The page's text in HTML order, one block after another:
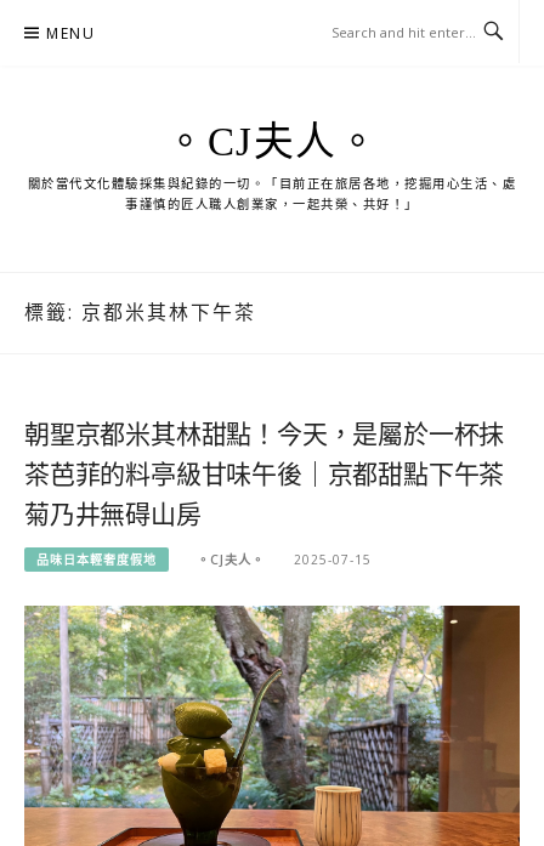
MENU
。CJ夫人。
關於當代文化體驗採集與紀錄的一切。「目前正在旅居各地，挖掘用心生活、處
事謹慎的匠人職人創業家，一起共榮、共好！」
標籤: 京都米其林下午茶
朝聖京都米其林甜點！今天，是屬於一杯抹
茶芭菲的料亭級甘味午後｜京都甜點下午茶
菊乃井無碍山房
品味日本輕奢度假地 。CJ夫人。 2025-07-15